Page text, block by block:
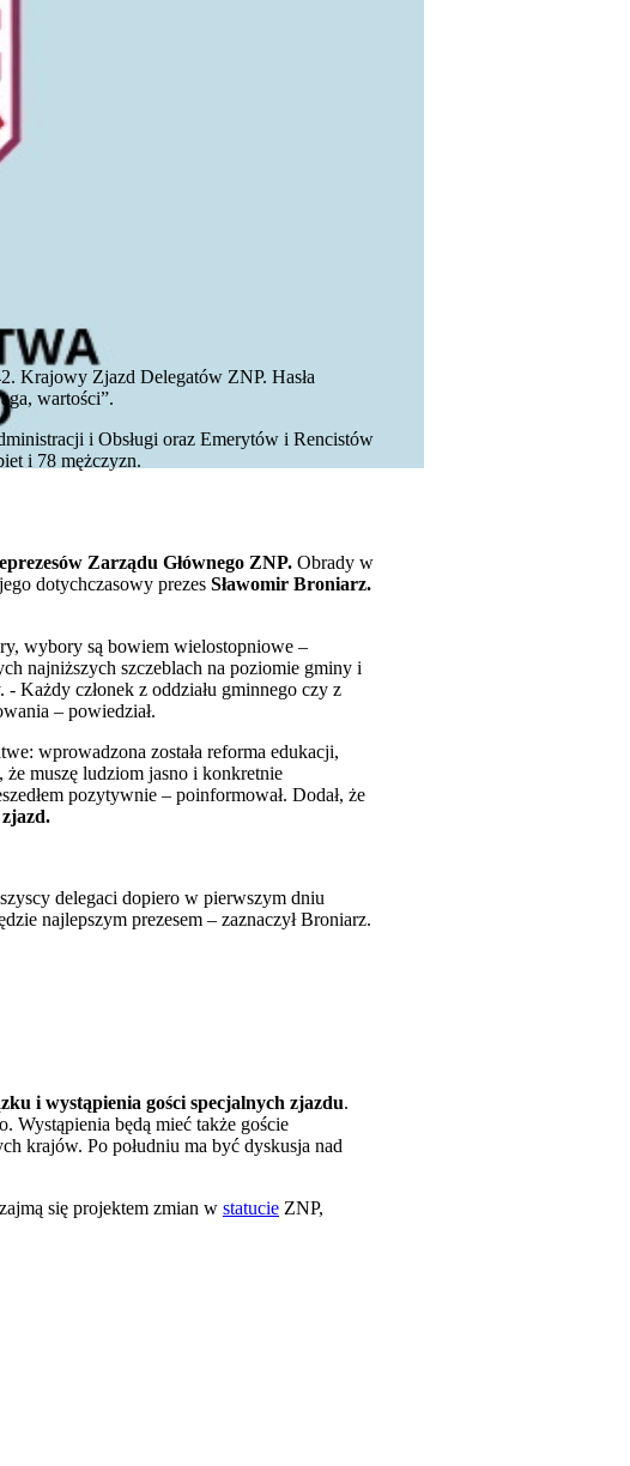
Krajowy Zjazd Delegatów ZNP. Hasła
wartości”.
i Obsługi oraz Emerytów i Rencistów
i 78 mężczyzn.
Zarządu Głównego ZNP. Obrady w
dotychczasowy prezes Sławomir Broniarz.
wybory są bowiem wielostopniowe –
najniższych szczeblach na poziomie gminy i
Każdy członek z oddziału gminnego czy z
– powiedział.
wprowadzona została reforma edukacji,
muszę ludziom jasno i konkretnie
pozytywnie – poinformował. Dodał, że
delegaci dopiero w pierwszym dniu
najlepszym prezesem – zaznaczył Broniarz.
i wystąpienia gości specjalnych zjazdu.
Wystąpienia będą mieć także goście
krajów. Po południu ma być dyskusja nad
się projektem zmian w statucie ZNP,